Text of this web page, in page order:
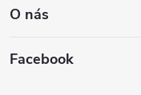
O nás
Facebook